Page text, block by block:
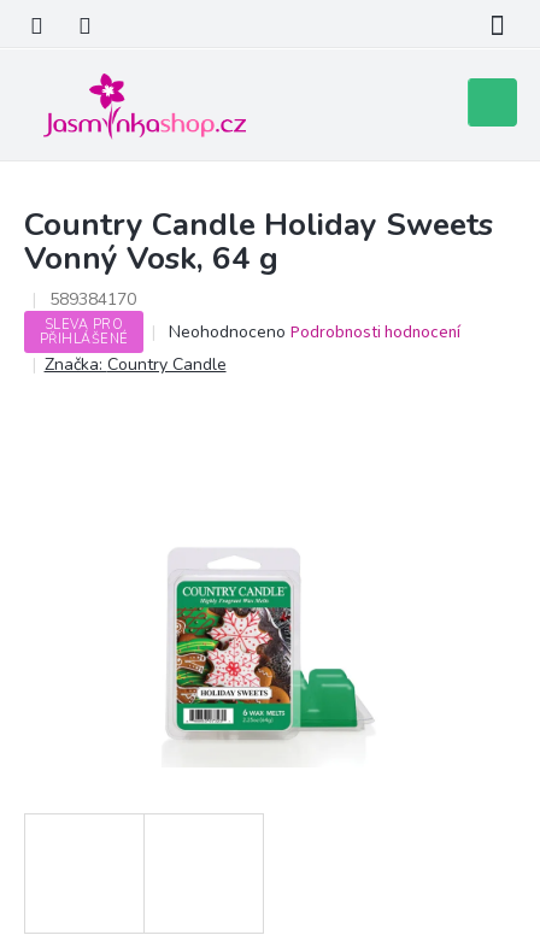
obsah
košík
Country Candle Holiday Sweets
Vonný Vosk, 64 g
589384170
SLEVA PRO
PŘIHLÁŠENÉ
Průměrné
hodnocení
produktu
Neohodnoceno Podrobnosti hodnocení
Značka: Country Candle